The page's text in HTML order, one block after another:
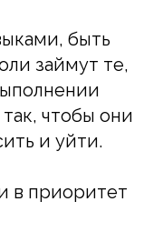
быть
займут те,
чтобы они
и уйти.
в приоритет